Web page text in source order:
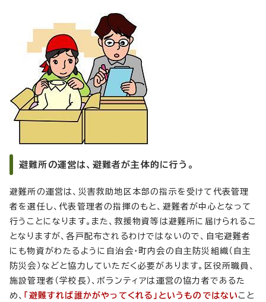
避難所の運営は、避難者が主体的に行う。
避難所の運営は、災害救助地区本部の指示を受けて代表管理
者を選任し、代表管理者の指揮のもと、避難者が中心となって
行うことになります。また、救援物資等は避難所に届けられるこ
となりますが、各戸配布されるわけではないので、自宅避難者
にも物資がわたるように自治会・町内会の自主防災組織（自主
防災会）などと協力していただく必要があります。区役所職員、
施設管理者（学校長）、ボランティアは運営の協力者であるた
め、 「避難すれば誰かがやってくれる」というものではない こと